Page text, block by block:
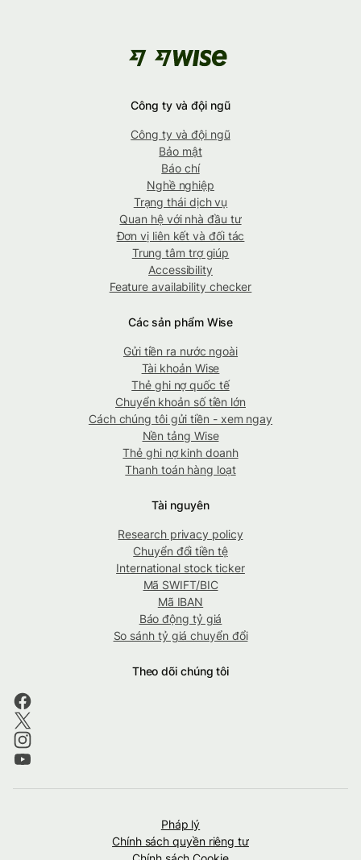
Công ty và đội ngũ
Công ty và đội ngũ
Bảo mật
Báo chí
Nghề nghiệp
Trạng thái dịch vụ
Quan hệ với nhà đầu tư
Đơn vị liên kết và đối tác
Trung tâm trợ giúp
Accessibility
Feature availability checker
Các sản phẩm Wise
Gửi tiền ra nước ngoài
Tài khoản Wise
Thẻ ghi nợ quốc tế
Chuyển khoản số tiền lớn
Cách chúng tôi gửi tiền - xem ngay
Nền tảng Wise
Thẻ ghi nợ kinh doanh
Thanh toán hàng loạt
Tài nguyên
Research privacy policy
Chuyển đổi tiền tệ
International stock ticker
Mã SWIFT/BIC
Mã IBAN
Báo động tỷ giá
So sánh tỷ giá chuyển đổi
Theo dõi chúng tôi
Pháp lý
Chính sách quyền riêng tư